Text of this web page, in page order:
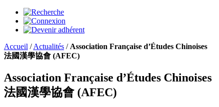
Accueil /Actualités / Association Française d’Études Chinoises
法國漢學協會 (AFEC)
Association Française d’Études Chinoises
法國漢學協會 (AFEC)